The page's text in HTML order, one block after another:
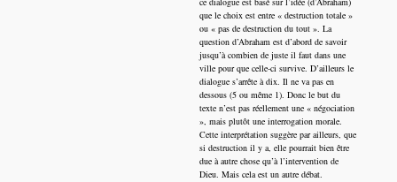
que le choix est entre « destruction totale »
ou « pas de destruction du tout ». La
question d’Abraham est d’abord de savoir
jusqu’à combien de juste il faut dans une
ville pour que celle-ci survive. D’ailleurs le
dialogue s’arrête à dix. Il ne va pas en
dessous (5 ou même 1). Donc le but du
texte n’est pas réellement une « négociation
», mais plutôt une interrogation morale.
Cette interprétation suggère par ailleurs, que
si destruction il y a, elle pourrait bien être
due à autre chose qu’à l’intervention de
Dieu. Mais cela est un autre débat.